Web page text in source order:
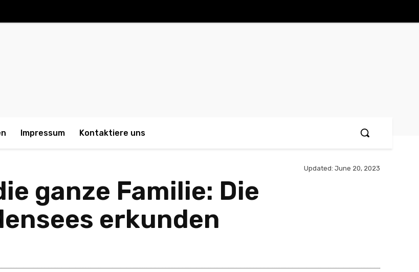
Impressum Kontaktiere uns
Updated: June 20, 2023
ganze Familie: Die
erkunden